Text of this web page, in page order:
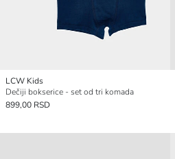
LCW Kids
Dečiji bokserice - set od tri komada
899,00 RSD